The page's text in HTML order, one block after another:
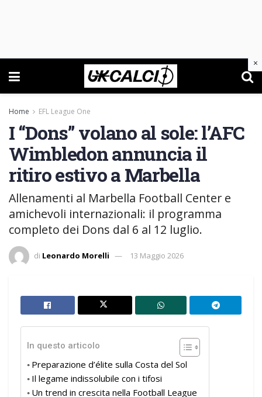
Home EFL League One
I “Dons” volano al sole: l’AFC
Wimbledon annuncia il
ritiro estivo a Marbella
Allenamenti al Marbella Football Center e
amichevoli internazionali: il programma
completo dei Dons dal 6 al 12 luglio.
di Leonardo Morelli 13 Maggio 2026
In questo articolo
Preparazione d’élite sulla Costa del Sol
Il legame indissolubile con i tifosi
Un trend in crescita nella Football League
×